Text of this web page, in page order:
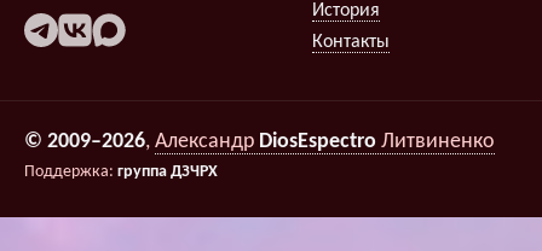
История
Контакты
© 2009–2026, Александр DiosEspectro Литвиненко
Поддержка: группа ДЗЧРХ